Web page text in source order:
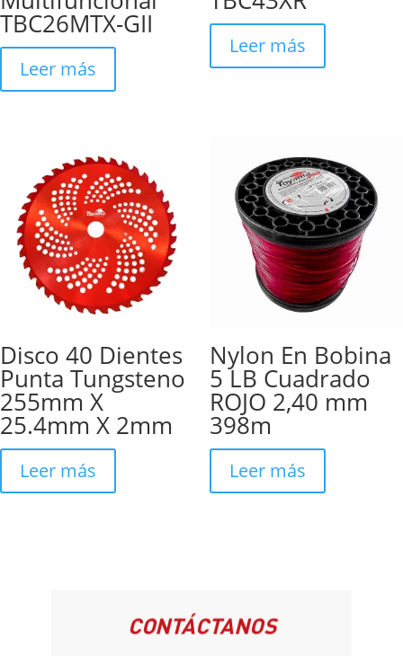
TBC26MTX-GII
Leer más
Leer más
Disco 40 Dientes
Punta Tungsteno
255mm X
25.4mm X 2mm
Leer más
Nylon En Bobina
5 LB Cuadrado
ROJO 2,40 mm
398m
Leer más
CONTÁCTANOS